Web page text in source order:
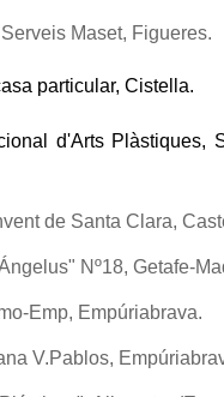
Maset, Figueres.
particular, Cistella.
d'Arts Plàstiques,
de Santa Clara,
Nº18, Getafe-
Emp, Empúriabrava.
V.Pablos,